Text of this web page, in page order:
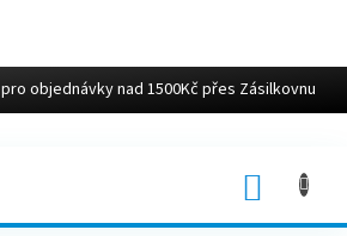
pro objednávky nad 1500Kč přes Zásilkovnu